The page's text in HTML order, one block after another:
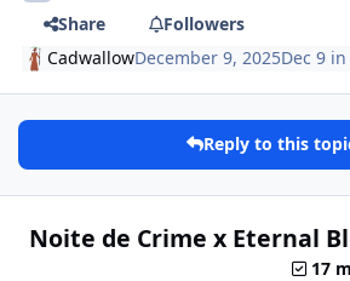
Share
Followers
CadwallowDecember 9, 2025Dec 9 in
Reply to this
Noite de Crime x Eternal
17